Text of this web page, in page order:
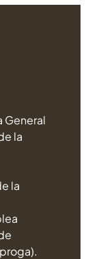
General
la
la